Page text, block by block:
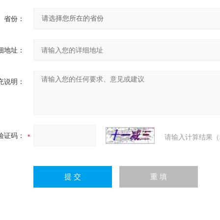
省份：
地址：
说明：
证码： 请输入计算结果